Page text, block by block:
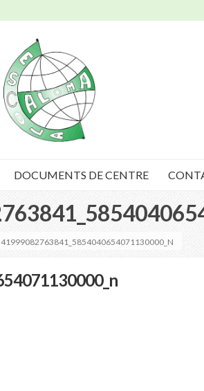
DOCUMENTS DE CENTRE